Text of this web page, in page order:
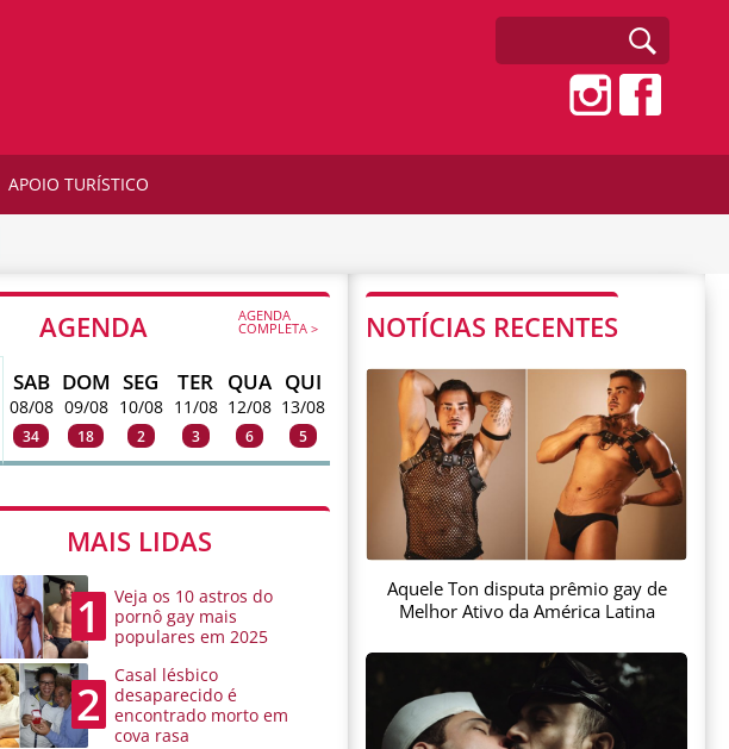
APOIO TURÍSTICO
AGENDA AGENDA
COMPLETA >
SAB
08/08
34
DOM
09/08
18
SEG
10/08
2
TER
11/08
3
QUA
12/08
6
QUI
13/08
5
MAIS LIDAS
1
Veja os 10 astros do
pornô gay mais
populares em 2025
2
Casal lésbico
desaparecido é
encontrado morto em
cova rasa
NOTÍCIAS RECENTES
Aquele Ton disputa prêmio gay de
Melhor Ativo da América Latina